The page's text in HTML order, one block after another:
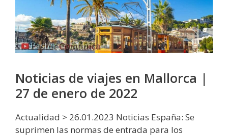
Noticias de viajes en Mallorca |
27 de enero de 2022
Actualidad > 26.01.2023 Noticias España: Se
suprimen las normas de entrada para los